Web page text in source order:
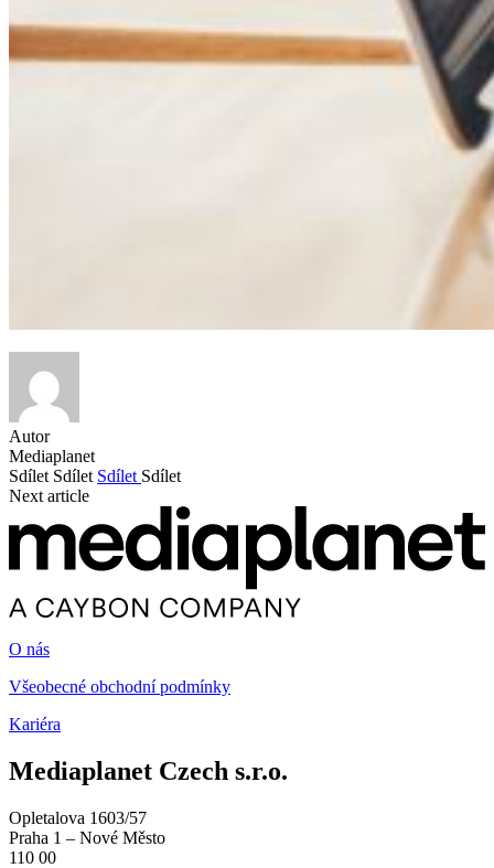
Autor
Mediaplanet
Sdílet Sdílet Sdílet Sdílet
Next article
O nás
Všeobecné obchodní podmínky
Kariéra
Mediaplanet Czech s.r.o.
Opletalova 1603/57
Praha 1 – Nové Město
110 00